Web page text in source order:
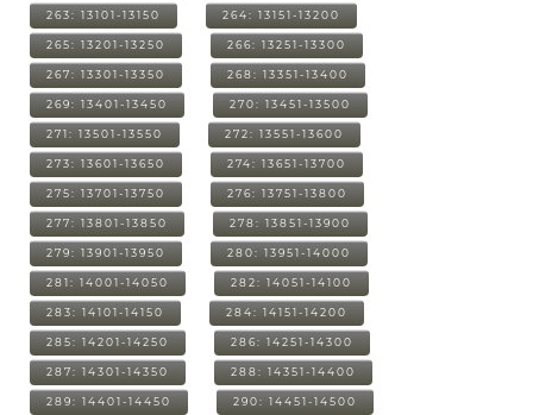
263: 13101-13150 264: 13151-13200
265: 13201-13250 266: 13251-13300
267: 13301-13350 268: 13351-13400
269: 13401-13450 270: 13451-13500
271: 13501-13550 272: 13551-13600
273: 13601-13650 274: 13651-13700
275: 13701-13750 276: 13751-13800
277: 13801-13850 278: 13851-13900
279: 13901-13950 280: 13951-14000
281: 14001-14050 282: 14051-14100
283: 14101-14150 284: 14151-14200
285: 14201-14250 286: 14251-14300
287: 14301-14350 288: 14351-14400
289: 14401-14450 290: 14451-14500